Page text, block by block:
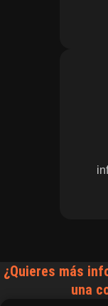
¿Quieres más
una